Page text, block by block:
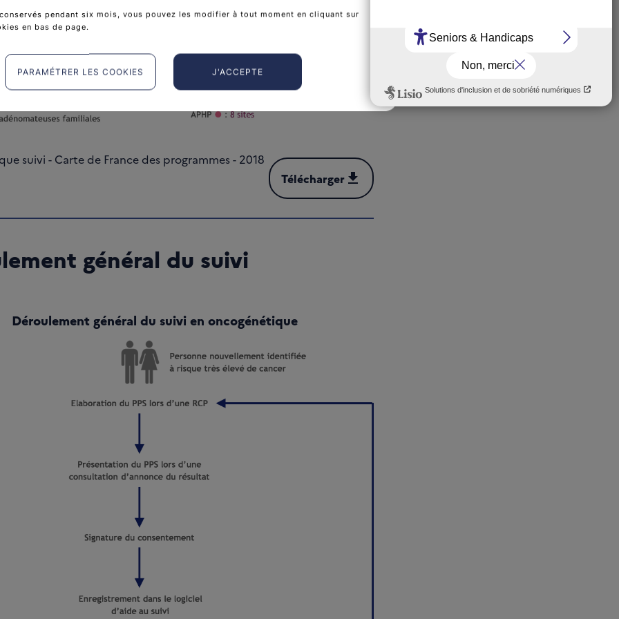
suivi - Carte de France des programmes - 2018
Télécharger
Télécharger (PDF - 345 kB)
général du suivi
Déroulement général du suivi en oncogénétique
pendant six mois, vous pouvez les modifier à tout moment en cliquant sur
en bas de page.
J'ACCEPTE
PARAMÉTRER LES COOKIES